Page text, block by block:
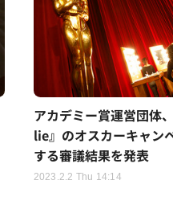
アカデミー賞運営団体
lie』のオスカーキャン
する審議結果を発表
2023.2.2 Thu 14:14